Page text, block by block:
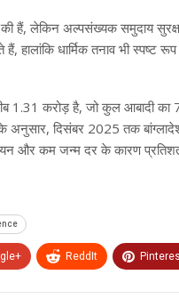
हैं, लेकिन अल्पसंख्यक समुदाय
हालांकि धार्मिक तनाव भी
1.31 करोड़ है, जो कुल आबादी
अनुसार, दिसंबर 2025 तक
और कम जन्म दर के कारण
ReddIt